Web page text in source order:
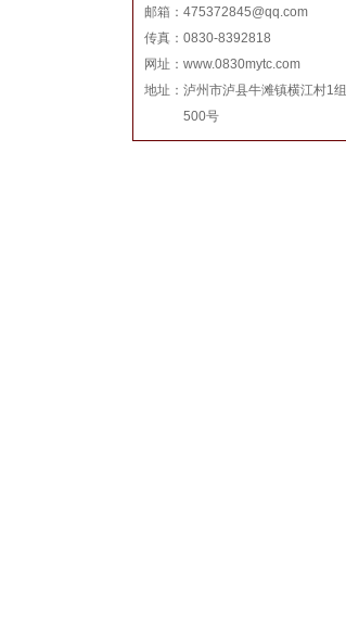
邮箱： 475372845@qq.com
传真：0830-8392818
网址：www.0830mytc.com
地址：泸州市泸县牛滩镇横江村1组
500号